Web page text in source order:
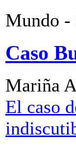
Mundo -
Caso
Mariña
El caso